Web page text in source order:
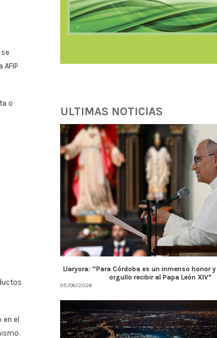
o
el
ULTIMAS NOTICIAS
Llaryora: “Para Córdoba es un inmenso honor
orgullo recibir al Papa León XIV”
05/08/2026